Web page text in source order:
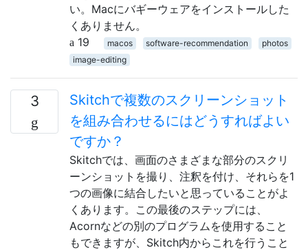
い。Macにバギーウェアをインストールした
くありません。
19
macos software-recommendation
photos
image-editing
3
Skitchで複数のスクリーンショット
を組み合わせるにはどうすればよい
ですか？
Skitchでは、画面のさまざまな部分のスクリ
ーンショットを撮り、注釈を付け、それらを1
つの画像に結合したいと思っていることがよ
くあります。この最後のステップには、
Acornなどの別のプログラムを使用すること
もできますが、Skitch内からこれを行うこと